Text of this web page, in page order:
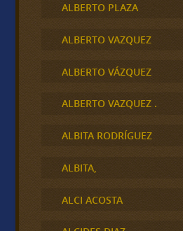
ALBERTO PLAZA
ALBERTO VAZQUEZ
ALBERTO VÁZQUEZ
ALBERTO VAZQUEZ .
ALBITA RODRÍGUEZ
ALBITA,
ALCI ACOSTA